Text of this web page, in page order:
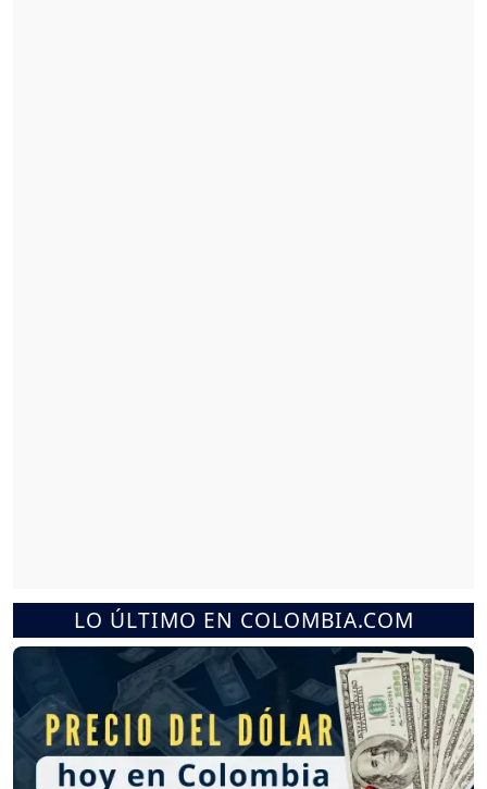
LO ÚLTIMO EN COLOMBIA.COM